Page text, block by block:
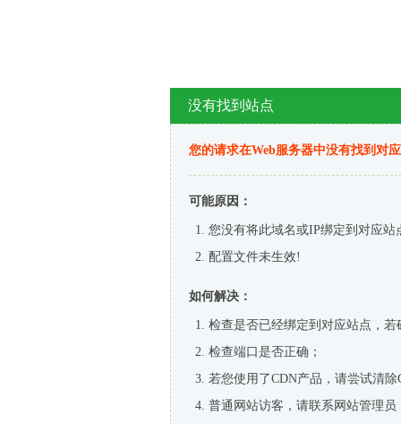
没有找到站点
您的请求在Web服务器中没有找到对
可能原因：
您没有将此域名或IP绑定到对应站
配置文件未生效!
如何解决：
检查是否已经绑定到对应站点，
检查端口是否正确；
若您使用了CDN产品，请尝试清除
普通网站访客，请联系网站管理员